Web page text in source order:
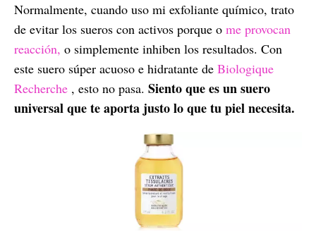
Normalmente, cuando uso mi exfoliante químico, trato
de evitar los sueros con activos porque o me provocan
reacción, o simplemente inhiben los resultados. Con
este suero súper acuoso e hidratante de Biologique
Recherche , esto no pasa. Siento que es un suero
universal que te aporta justo lo que tu piel necesita.